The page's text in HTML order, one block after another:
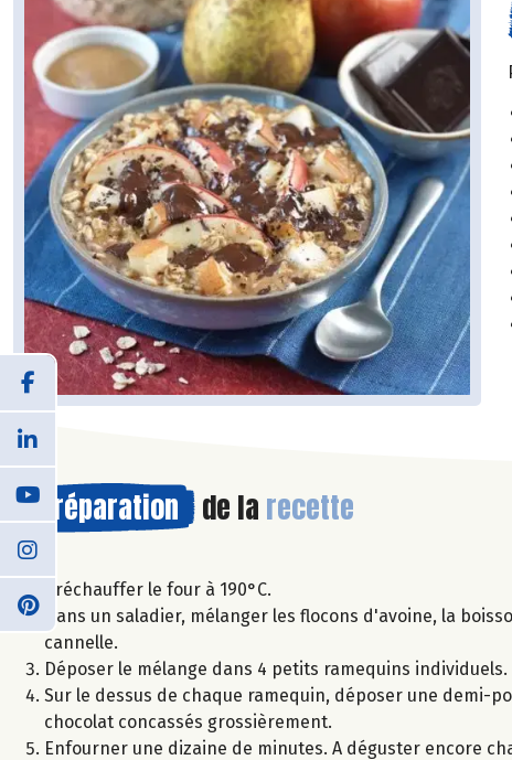
Préparation de la recette
Préchauffer le four à 190°C.
Dans un saladier, mélanger les flocons d'avoine, la
cannelle.
Déposer le mélange dans 4 petits ramequins individuels.
Sur le dessus de chaque ramequin, déposer une demi-
chocolat concassés grossièrement.
Enfourner une dizaine de minutes. A déguster encore